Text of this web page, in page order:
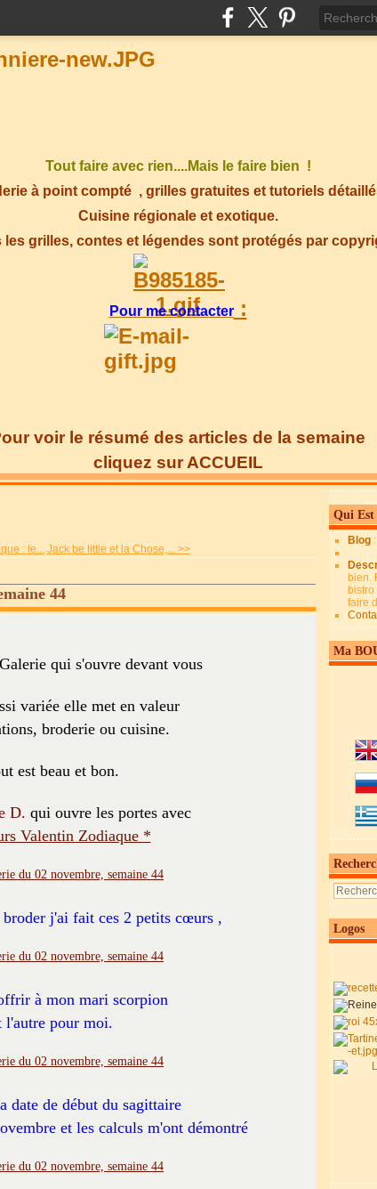
Tout faire avec rien....Mais le faire bien !
à point compté , grilles gratuites et tutoriels
Cuisine régionale et exotique.
les grilles, contes et légendes sont protégés par
Pour me contacter:
voir le résumé des articles de la semaine
cliquez sur ACCUEIL
: le... Jack be little et la Chose,... >>
44
qui s'ouvre devant vous
variée elle met en valeur
broderie ou cuisine.
est beau et bon.
D. qui ouvre les portes avec
Valentin Zodiaque *
broder j'ai fait ces 2 petits cœurs ,
à mon mari scorpion
l'autre pour moi.
date de début du sagittaire
et les calculs m'ont démontré
Qui Est
Blog
bien.
faire
Ma
Logos